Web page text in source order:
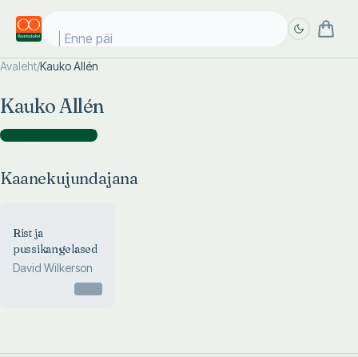
Enne päik
Avaleht/Kauko Allén
Kauko Allén
Kaanekujundajana )
Kaanekujundajana
Rist ja
pussikangelased
David Wilkerson